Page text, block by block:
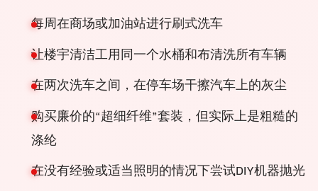
每周在商场或加油站进行刷式洗车
让楼宇清洁工用同一个水桶和布清洗所有车辆
在两次洗车之间，在停车场干擦汽车上的灰尘
购买廉价的“超细纤维”套装，但实际上是粗糙的
涤纶
在没有经验或适当照明的情况下尝试DIY机器抛光